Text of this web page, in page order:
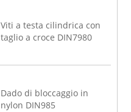
Viti a testa cilindrica con
taglio a croce DIN7980
Dado di bloccaggio in
nylon DIN985